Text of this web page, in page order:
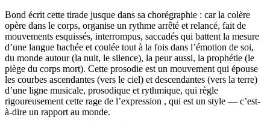
Bond écrit cette tirade jusque dans sa chorégraphie : car la colère
opère dans le corps, organise un rythme arrêté et relancé, fait de
mouvements esquissés, interrompus, saccadés qui battent la mesure
d’une langue hachée et coulée tout à la fois dans l’émotion de soi,
du monde autour (la nuit, le silence), la peur aussi, la prophétie (le
piège du corps mort). Cette prosodie est un mouvement qui épouse
les courbes ascendantes (vers le ciel) et descendantes (vers la terre)
d’une ligne musicale, prosodique et rythmique, qui règle
rigoureusement cette rage de l’expression , qui est un style — c’est-
à-dire un rapport au monde.